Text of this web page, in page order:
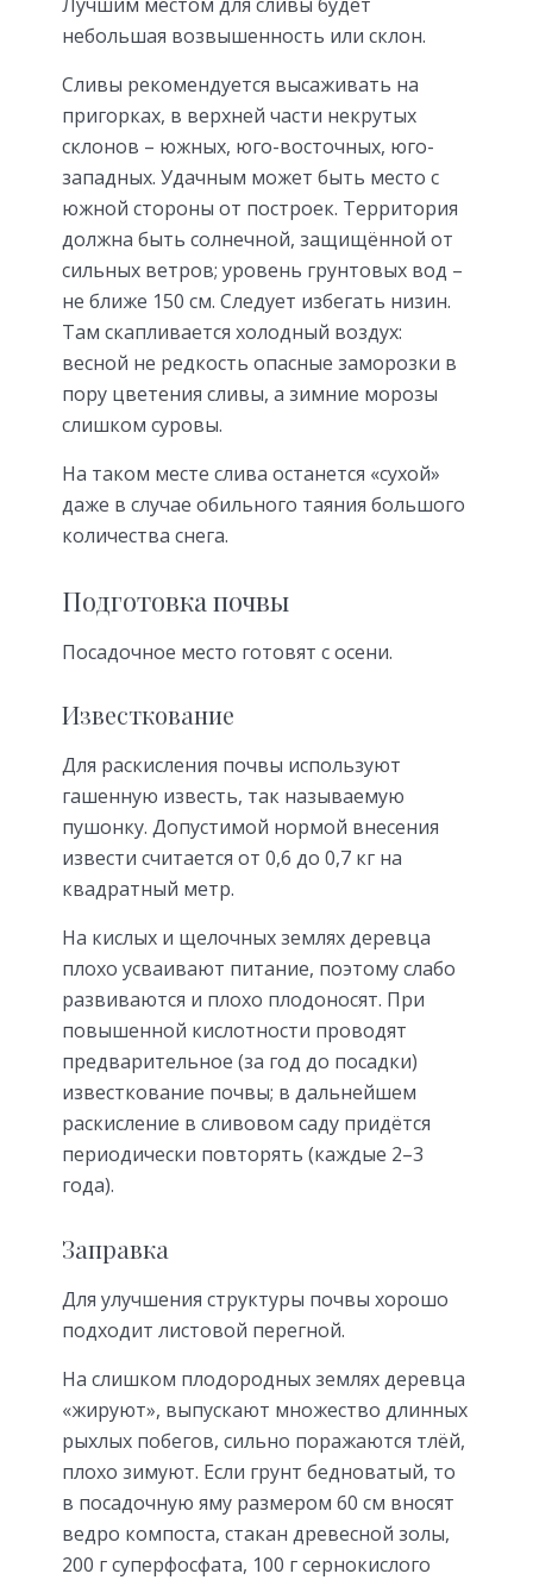
небольшая возвышенность или склон.
Сливы рекомендуется высаживать на
пригорках, в верхней части некрутых
склонов – южных, юго-восточных, юго-
западных. Удачным может быть место с
южной стороны от построек. Территория
должна быть солнечной, защищённой от
сильных ветров; уровень грунтовых вод –
не ближе 150 см. Следует избегать низин.
Там скапливается холодный воздух:
весной не редкость опасные заморозки в
пору цветения сливы, а зимние морозы
слишком суровы.
На таком месте слива останется «сухой»
даже в случае обильного таяния большого
количества снега.
Подготовка почвы
Посадочное место готовят с осени.
Известкование
Для раскисления почвы используют
гашенную известь, так называемую
пушонку. Допустимой нормой внесения
извести считается от 0,6 до 0,7 кг на
квадратный метр.
На кислых и щелочных землях деревца
плохо усваивают питание, поэтому слабо
развиваются и плохо плодоносят. При
повышенной кислотности проводят
предварительное (за год до посадки)
известкование почвы; в дальнейшем
раскисление в сливовом саду придётся
периодически повторять (каждые 2–3
года).
Заправка
Для улучшения структуры почвы хорошо
подходит листовой перегной.
На слишком плодородных землях деревца
«жируют», выпускают множество длинных
рыхлых побегов, сильно поражаются тлёй,
плохо зимуют. Если грунт бедноватый, то
в посадочную яму размером 60 см вносят
ведро компоста, стакан древесной золы,
200 г суперфосфата, 100 г сернокислого